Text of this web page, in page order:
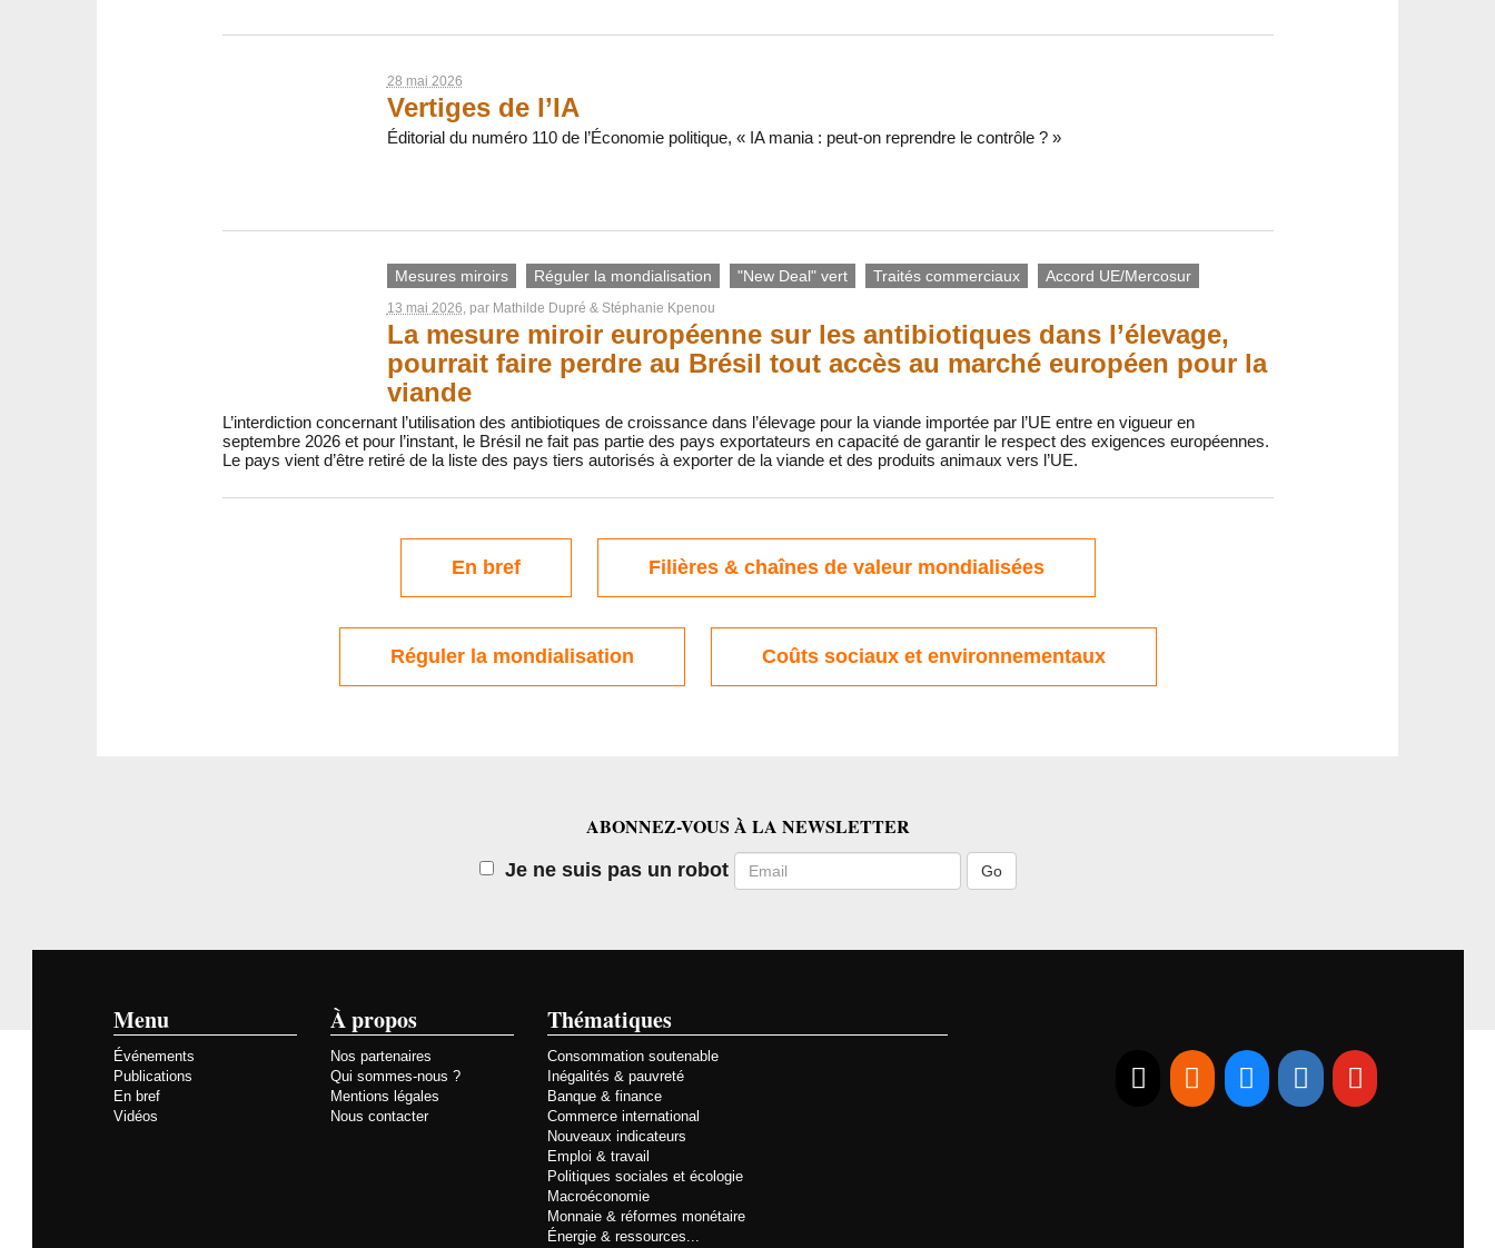
28 mai 2026
Vertiges de l’IA
Éditorial du numéro 110 de l’Économie politique, « IA mania : peut-on reprendre le contrôle ? »
Mesures miroirs Réguler la mondialisation "New Deal" vert Traités commerciaux Accord UE/Mercosur
13 mai 2026, par Mathilde Dupré & Stéphanie Kpenou
La mesure miroir européenne sur les antibiotiques dans l’élevage,
pourrait faire perdre au Brésil tout accès au marché européen pour la
viande
L’interdiction concernant l’utilisation des antibiotiques de croissance dans l’élevage pour la viande importée par l’UE entre en vigueur en
septembre 2026 et pour l’instant, le Brésil ne fait pas partie des pays exportateurs en capacité de garantir le respect des exigences européennes.
Le pays vient d’être retiré de la liste des pays tiers autorisés à exporter de la viande et des produits animaux vers l’UE.
En bref Filières & chaînes de valeur mondialisées
Réguler la mondialisation Coûts sociaux et environnementaux
ABONNEZ-VOUS À LA NEWSLETTER
Je ne suis pas un robot Email
Menu
Événements
Publications
En bref
Vidéos
À propos
Nos partenaires
Qui sommes-nous ?
Mentions légales
Nous contacter
Thématiques
Consommation soutenable
Inégalités & pauvreté
Banque & finance
Commerce international
Nouveaux indicateurs
Emploi & travail
Politiques sociales et écologie
Macroéconomie
Monnaie & réformes monétaire
Énergie & ressources...